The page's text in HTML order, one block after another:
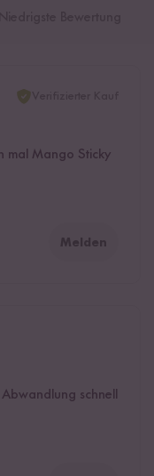
mal Mango Sticky
Melden
schnell